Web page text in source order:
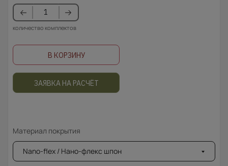
количество комплектов
В КОРЗИНУ
ЗАЯВКА НА РАСЧЁТ
Материал покрытия
Nano-flex / Нано-флекс шпон